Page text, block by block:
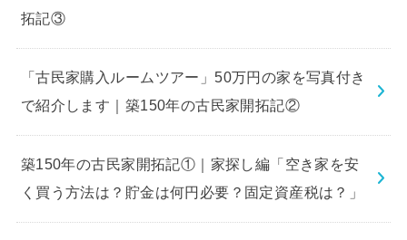
拓記③
「古民家購入ルームツアー」50万円の家を写真付き
で紹介します｜築150年の古民家開拓記②
築150年の古民家開拓記①｜家探し編「空き家を安
く買う方法は？貯金は何円必要？固定資産税は？」